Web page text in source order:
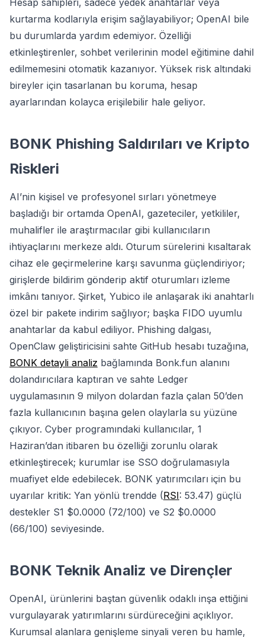
Hesap sahipleri, sadece yedek anahtarlar veya
kurtarma kodlarıyla erişim sağlayabiliyor; OpenAI bile
bu durumlarda yardım edemiyor. Özelliği
etkinleştirenler, sohbet verilerinin model eğitimine dahil
edilmemesini otomatik kazanıyor. Yüksek risk altındaki
bireyler için tasarlanan bu koruma, hesap
ayarlarından kolayca erişilebilir hale geliyor.
BONK Phishing Saldırıları ve Kripto
Riskleri
AI’nin kişisel ve profesyonel sırları yönetmeye
başladığı bir ortamda OpenAI, gazeteciler, yetkililer,
muhalifler ile araştırmacılar gibi kullanıcıların
ihtiyaçlarını merkeze aldı. Oturum sürelerini kısaltarak
cihaz ele geçirmelerine karşı savunma güçlendiriyor;
girişlerde bildirim gönderip aktif oturumları izleme
imkânı tanıyor. Şirket, Yubico ile anlaşarak iki anahtarlı
özel bir pakete indirim sağlıyor; başka FIDO uyumlu
anahtarlar da kabul ediliyor. Phishing dalgası,
OpenClaw geliştiricisini sahte GitHub hesabı tuzağına,
BONK detayli analiz bağlamında Bonk.fun alanını
dolandırıcılara kaptıran ve sahte Ledger
uygulamasının 9 milyon dolardan fazla çalan 50’den
fazla kullanıcının başına gelen olaylarla su yüzüne
çıkıyor. Cyber programındaki kullanıcılar, 1
Haziran’dan itibaren bu özelliği zorunlu olarak
etkinleştirecek; kurumlar ise SSO doğrulamasıyla
muafiyet elde edebilecek. BONK yatırımcıları için bu
uyarılar kritik: Yan yönlü trendde (RSI: 53.47) güçlü
destekler S1 $0.0000 (72/100) ve S2 $0.0000
(66/100) seviyesinde.
BONK Teknik Analiz ve Dirençler
OpenAI, ürünlerini baştan güvenlik odaklı inşa ettiğini
vurgulayarak yatırımlarını sürdüreceğini açıklıyor.
Kurumsal alanlara genişleme sinyali veren bu hamle,